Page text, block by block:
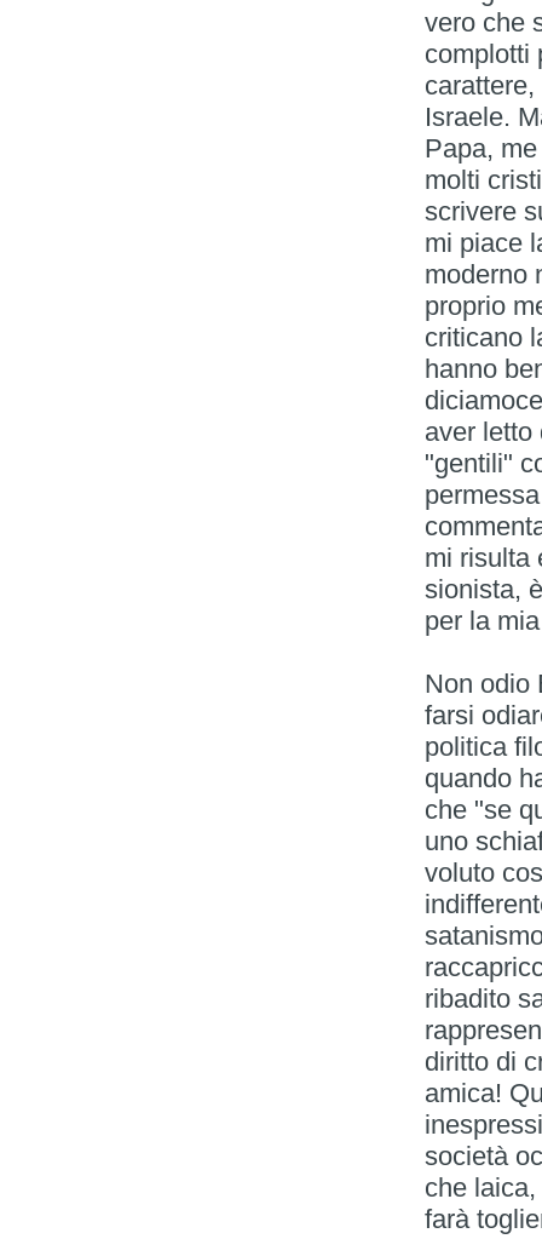
vero che
complotti
Israele.
Papa,
molti
scrivere
mi piace
moderno
proprio
criticano
hanno
aver letto
"gentili"
mi risulta
sionista,
per la
Non odio
farsi
politica
quando
che "se
uno
voluto
ribadito
diritto di
amica!
società
che
farà